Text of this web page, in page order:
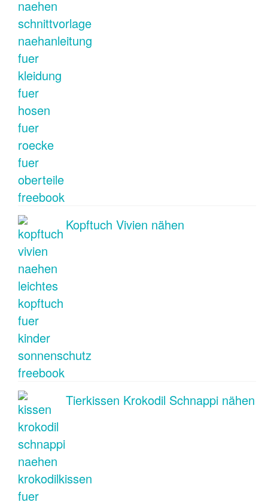
Kopftuch Vivien nähen
Tierkissen Krokodil Schnappi nähen